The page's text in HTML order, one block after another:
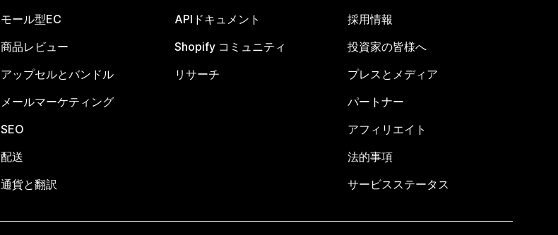
モール型EC
商品レビュー
アップセルとバンドル
メールマーケティング
SEO
配送
通貨と翻訳
APIドキュメント
Shopify コミュニティ
リサーチ
採用情報
投資家の皆様へ
プレスとメディア
パートナー
アフィリエイト
法的事項
サービスステータス